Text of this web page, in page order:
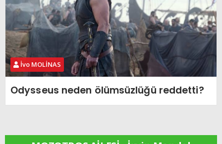
İvo MOLİNAS
Odysseus neden ölümsüzlüğü reddetti?